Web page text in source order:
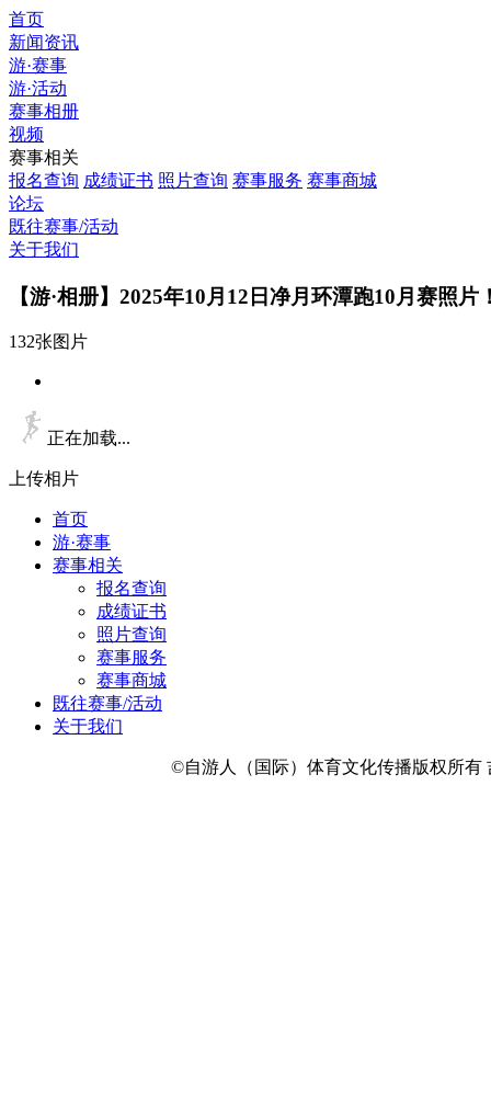
首页
新闻资讯
游·赛事
游·活动
赛事相册
视频
赛事相关
报名查询 成绩证书 照片查询 赛事服务 赛事商城
论坛
既往赛事/活动
关于我们
【游·相册】2025年10月12日净月环潭跑10月赛照片
132张图片
正在加载...
上传相片
首页
游·赛事
赛事相关
报名查询
成绩证书
照片查询
赛事服务
赛事商城
既往赛事/活动
关于我们
©自游人（国际）体育文化传播版权所有